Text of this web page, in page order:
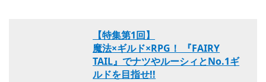
【特集第1回】
魔法×ギルド×RPG！ 『FAIRY
TAIL』でナツやルーシィとNo.1ギ
ルドを目指せ!!